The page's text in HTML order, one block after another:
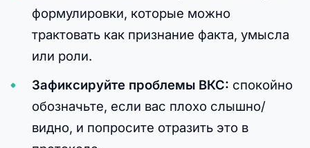
формулировки, которые можно
трактовать как признание факта, умысла
или роли.
Зафиксируйте проблемы ВКС: спокойно
обозначьте, если вас плохо слышно/
видно, и попросите отразить это в